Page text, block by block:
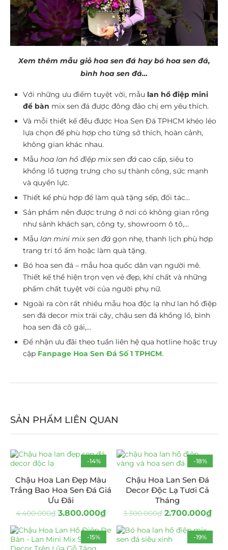
Xem thêm mẫu giỏ hoa sen đá hay bó hoa sen đá,
bình hoa sen đá…
Với những ưu điểm tuyệt vời, mẫu lan hồ điệp mini
để bàn mix sen đá được đông đảo chị em yêu thích.
Và mỗi thiết kế đều được Hoa Sen Đá TPHCM khéo léo
lựa chọn để phù hợp cho từng sở thích, hoàn cảnh,
không gian khác nhau.
Mẫu hoa lan hồ điệp mix sen đá cao cấp, siêu to
khổng lồ tượng trưng cho sự thành công, sức mạnh
và quyền lực.
Thiết kế phù hợp để làm quà tặng sếp, đối tác…
Sản phẩm nên được trưng ở nơi có không gian rộng
như sảnh khách sạn, công ty, showroom ô tô,…
Mẫu lan mini mix sen đá gọn nhẹ, thanh lịch phù hợp
trang trí tổ ấm hoặc làm quà tặng.
Bó hoa sen đá – mẫu hoa quốc dân vạn người mê.
Thiết kế thể hiện trọn vẹn vẻ đẹp, khí chất và những
phẩm chất tuyệt vời của người phụ nữ.
Ngoài ra còn rất nhiều mẫu hoa độc lạ như lan hồ điệp
sen đá decor mix trái cây, chậu sen đá khổng lồ, bình
hoa sen đá cô gái,…
Để nhận ưu đãi theo tuần liên hệ qua hotline hoặc truy
cập Fanpage Hoa Sen Đá Số 1 TPHCM.
SẢN PHẨM LIÊN QUAN
-14%
Chậu Hoa Lan Đẹp Màu
Trắng Bao Hoa Sen Đá Giá
Ưu Đãi
4.400.000₫ 3.800.000₫
-18%
Chậu Hoa Lan Sen Đá
Decor Độc Lạ Tươi Cả
Tháng
3.300.000₫ 2.700.000₫
-15% -19%